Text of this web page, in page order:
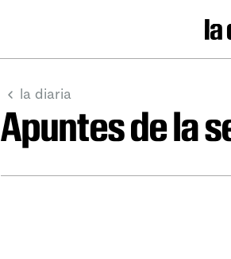
la diaria
Apuntes de la